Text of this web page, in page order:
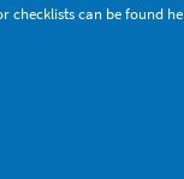
checklists can be found